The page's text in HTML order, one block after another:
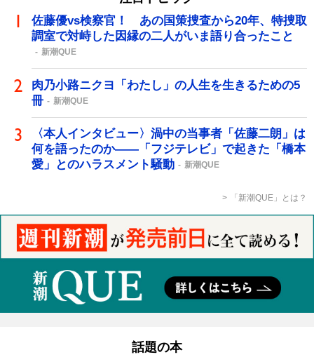
佐藤優vs検察官！ あの国策捜査から20年、特捜取
調室で対峙した因縁の二人がいま語り合ったこと
新潮QUE
肉乃小路ニクヨ「わたし」の人生を生きるための5
冊
新潮QUE
〈本人インタビュー〉渦中の当事者「佐藤二朗」は
何を語ったのか――「フジテレビ」で起きた「橋本
愛」とのハラスメント騒動
新潮QUE
「新潮QUE」とは？
話題の本